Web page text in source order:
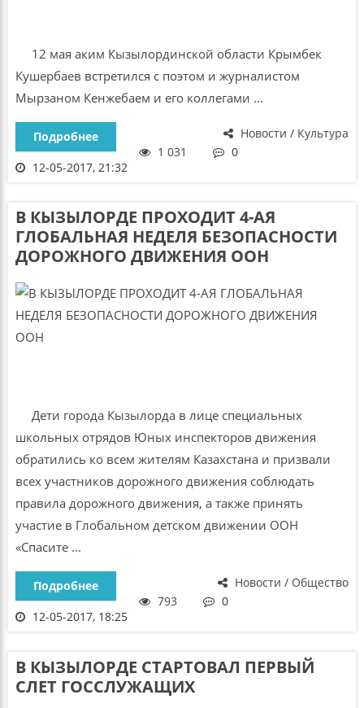
12 мая аким Кызылординской области Крымбек
Кушербаев встретился с поэтом и журналистом
Мырзаном Кенжебаем и его коллегами ...
Новости / Культура
Подробнее
1 031
0
12-05-2017, 21:32
В КЫЗЫЛОРДЕ ПРОХОДИТ 4-АЯ
ГЛОБАЛЬНАЯ НЕДЕЛЯ БЕЗОПАСНОСТИ
ДОРОЖНОГО ДВИЖЕНИЯ ООН
Дети города Кызылорда в лице специальных
школьных отрядов Юных инспекторов движения
обратились ко всем жителям Казахстана и призвали
всех участников дорожного движения соблюдать
правила дорожного движения, а также принять
участие в Глобальном детском движении ООН
«Спасите ...
Новости / Общество
Подробнее
793
0
12-05-2017, 18:25
В КЫЗЫЛОРДЕ СТАРТОВАЛ ПЕРВЫЙ
СЛЕТ ГОССЛУЖАЩИХ